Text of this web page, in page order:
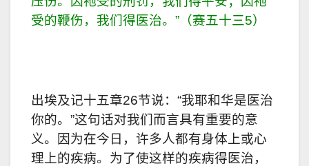
受的鞭伤，我们得医治。”（赛五十三5）
出埃及记十五章26节说：“我耶和华是医治
你的。”这句话对我们而言具有重要的意
义。因为在今日，许多人都有身体上或心
理上的疾病。为了使这样的疾病得医治，